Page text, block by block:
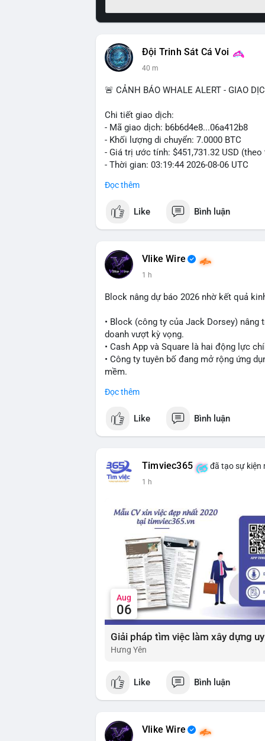
Đội Trinh Sát Cá Voi
40 m
🚨 CẢNH BÁO WHALE ALERT - GIAO
Chi tiết giao dịch:
- Mã giao dịch: b6b6d4e8...06a412b8
- Khối lượng di chuyển: 7.0000 BTC
- Giá trị ước tính: $451,731.32 USD (theo
- Thời gian: 03:19:44 2026-08-06 UTC
Nhận định phân tích:
nằm ở mức trung bình so với các giao
trực tiếp lên thị trường. Với mức giá
thể bị ảnh hưởng nhẹ, nhưng không đủ
Lời khuyên cho nhà đầu tư nhỏ lẻ:
lên sàn, cần thận trọng trước nguy cơ
#7btc #chuyenvilanh
Đọc thêm
Like Bình luận
Vlike Wire
1 h
Block nâng dự báo 2026 nhờ kết quả
• Block (công ty của Jack Dorsey)
doanh vượt kỳ vọng.
• Cash App và Square là hai động lực
• Công ty tuyên bố đang mở rộng ứng
mềm.
#block #ai
$btc $eth
📰 Nguồn: Cointelegraph
Đọc thêm
Like Bình luận
Timviec365 đã tạo sự kiện
1 h
Aug
06
Hưng Yên
Like Bình luận
Vlike Wire